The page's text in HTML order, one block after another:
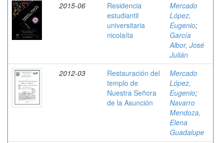
2015-06
Residencia
estudiantil
universitaria
nicolaíta
Mercado
López,
Eugenio;
García
Albor, José
Julián
2012-03
Restauración del
templo de
Nuestra Señora
de la Asunción
Mercado
López,
Eugenio;
Navarro
Mendoza,
Elena
Guadalupe